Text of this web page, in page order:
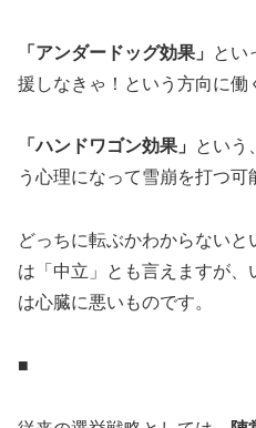
「アンダードッグ効果」
とい
援しなきゃ！という方向に働
「ハンドワゴン効果」
という
う心理になって雪崩を打つ可
どっちに転ぶかわからない
は「中立」とも言えますが
は心臓に悪いものです。
■